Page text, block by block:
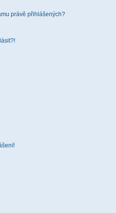
právě přihlášených?